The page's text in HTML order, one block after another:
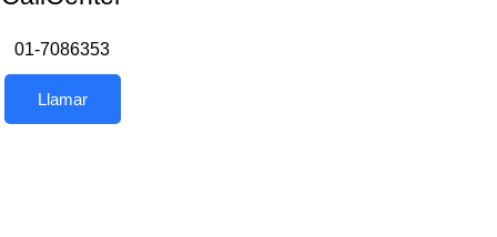
01-7086353
Llamar